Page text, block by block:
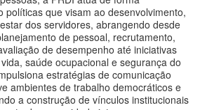
políticas que visam ao desenvolvimento,
dos servidores, abrangendo desde
de pessoal, recrutamento,
de desempenho até iniciativas
saúde ocupacional e segurança do
estratégias de comunicação
ambientes de trabalho democráticos e
a construção de vínculos institucionais